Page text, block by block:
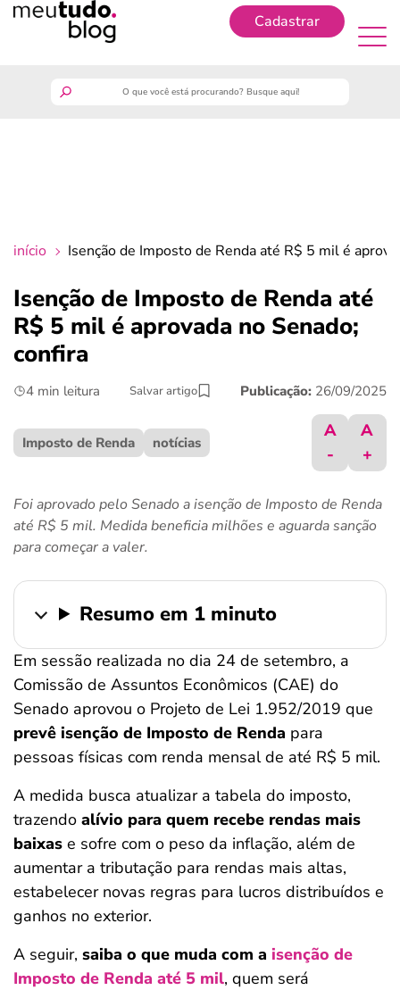
Cadastrar
crédito fácil
início Isenção de Imposto de Renda até R$ 5 mil é
Isenção de Imposto de Renda até
R$ 5 mil é aprovada no Senado;
confira
4 min leitura Salvar artigo Publicação: 26/09/2025
Imposto de Renda notícias
A
-
A
+
Foi aprovado pelo Senado a isenção de Imposto de Renda
até R$ 5 mil. Medida beneficia milhões e aguarda sanção
para começar a valer.
Resumo em 1 minuto
Em sessão realizada no dia 24 de setembro, a
Comissão de Assuntos Econômicos (CAE) do
Senado aprovou o Projeto de Lei 1.952/2019 que
prevê isenção de Imposto de Renda para
pessoas físicas com renda mensal de até R$ 5 mil.
A medida busca atualizar a tabela do imposto,
trazendo alívio para quem recebe rendas mais
baixas e sofre com o peso da inflação, além de
aumentar a tributação para rendas mais altas,
estabelecer novas regras para lucros distribuídos e
ganhos no exterior.
A seguir, saiba o que muda com a isenção de
Imposto de Renda até 5 mil, quem será